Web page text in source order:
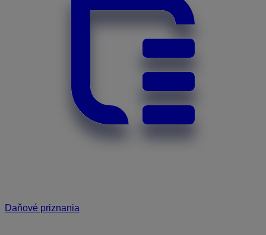
Daňové priznania